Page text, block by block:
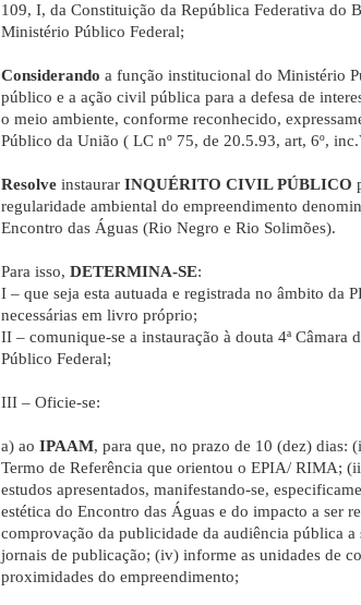
109, I, da Constituição da República Federativa do
Ministério Público Federal;
Considerando a função institucional do Ministério
público e a ação civil pública para a defesa de
o meio ambiente, conforme reconhecido,
Público da União ( LC nº 75, de 20.5.93, art, 6º,
Resolve instaurar INQUÉRITO CIVIL PÚBLICO
regularidade ambiental do empreendimento
Encontro das Águas (Rio Negro e Rio Solimões).
Para isso, DETERMINA-SE:
I – que seja esta autuada e registrada no âmbito da
necessárias em livro próprio;
II – comunique-se a instauração à douta 4ª Câmara
Público Federal;
III – Oficie-se:
a) ao IPAAM, para que, no prazo de 10 (dez) dias:
Termo de Referência que orientou o EPIA/ RIMA;
estudos apresentados, manifestando-se,
estética do Encontro das Águas e do impacto a ser
comprovação da publicidade da audiência pública
jornais de publicação; (iv) informe as unidades de
proximidades do empreendimento;